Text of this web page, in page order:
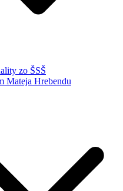
zo ŠSŠ
Mateja Hrebendu